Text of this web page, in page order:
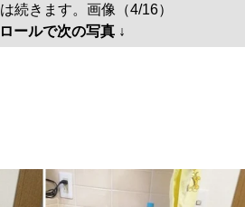
続きます。画像（4/16）
ールで次の写真 ↓